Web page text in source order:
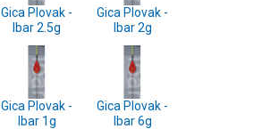
Gica Plovak -
Ibar 2.5g
Gica Plovak -
Ibar 2g
Gica Plovak -
Ibar 1g
Gica Plovak -
Ibar 6g